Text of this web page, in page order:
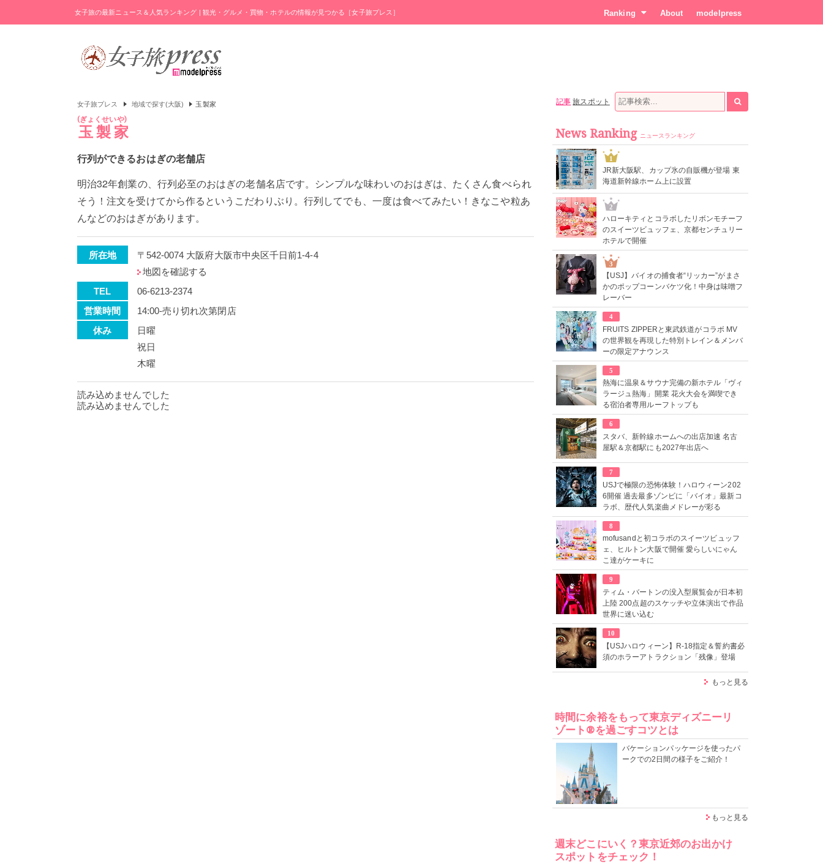
女子旅の最新ニュース＆人気ランキング | 観光・グルメ・買物・ホテルの情報が見つかる［女子旅プレス］ Ranking About modelpress
女子旅プレス 地域で探す(大阪) 玉製家
玉製家
ぎょくせいや
行列ができるおはぎの老舗店
明治32年創業の、行列必至のおはぎの老舗名店です。シンプルな味わいのおはぎは、たくさん食べられ
そう！注文を受けてから作るというこだわりぶり。行列してでも、一度は食べてみたい！きなこや粒あ
んなどのおはぎがあります。
所在地
〒542-0074 大阪府大阪市中央区千日前1-4-4
地図を確認する
TEL
06-6213-2374
営業時間
14:00-売り切れ次第閉店
休み
日曜
祝日
木曜
読み込めませんでした
読み込めませんでした
記事 旅スポット
News Ranking ニュースランキング
1
JR新大阪駅、カップ氷の自販機が登場 東
海道新幹線ホーム上に設置
2
ハローキティとコラボしたリボンモチーフ
のスイーツビュッフェ、京都センチュリー
ホテルで開催
3
【USJ】バイオの捕食者“リッカー”がまさ
かのポップコーンバケツ化！中身は味噌フ
レーバー
4
FRUITS ZIPPERと東武鉄道がコラボ MV
の世界観を再現した特別トレイン＆メンバ
ーの限定アナウンス
5
熱海に温泉＆サウナ完備の新ホテル「ヴィ
ラージュ熱海」開業 花火大会を満喫でき
る宿泊者専用ルーフトップも
6
スタバ、新幹線ホームへの出店加速 名古
屋駅＆京都駅にも2027年出店へ
7
USJで極限の恐怖体験！ハロウィーン202
6開催 過去最多ゾンビに「バイオ」最新コ
ラボ、歴代人気楽曲メドレーが彩る
8
mofusandと初コラボのスイーツビュッフ
ェ、ヒルトン大阪で開催 愛らしいにゃん
こ達がケーキに
9
ティム・バートンの没入型展覧会が日本初
上陸 200点超のスケッチや立体演出で作品
世界に迷い込む
10
【USJハロウィーン】R-18指定＆誓約書必
須のホラーアトラクション「残像」登場
もっと見る
時間に余裕をもって東京ディズニーリ
ゾート®を過ごすコツとは
バケーションパッケージを使ったパ
ークでの2日間の様子をご紹介！
もっと見る
週末どこにいく？東京近郊のお出かけ
スポットをチェック！